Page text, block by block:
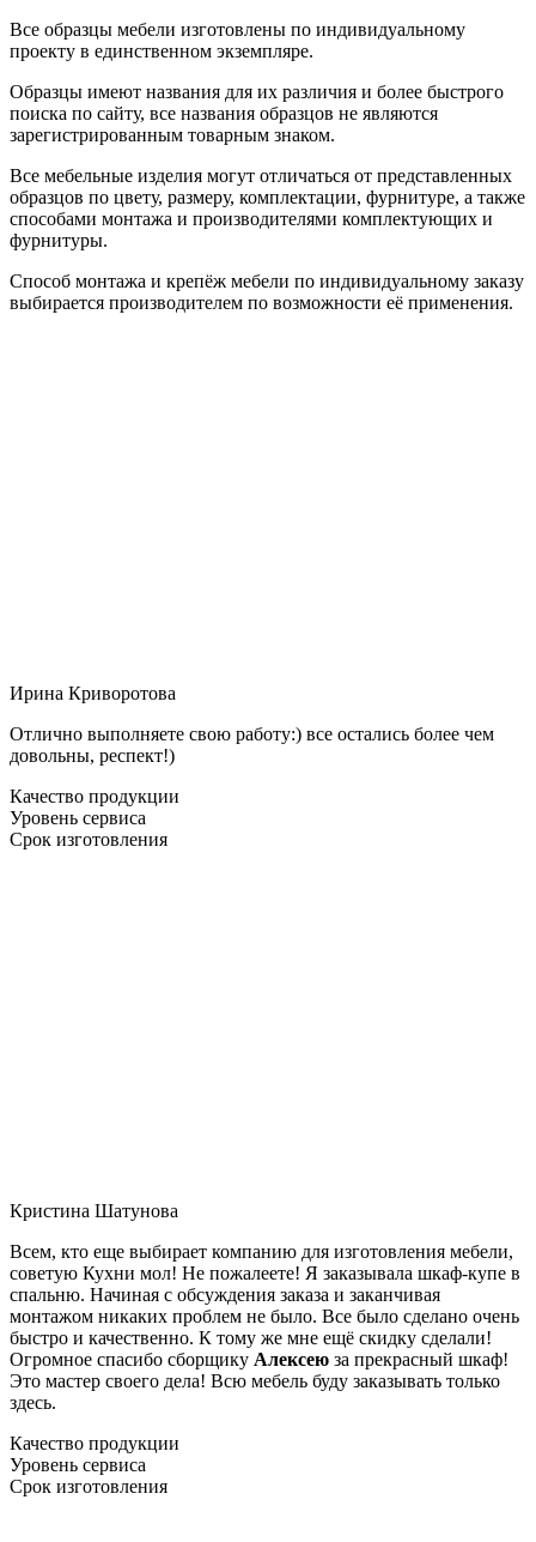
Все образцы мебели изготовлены по индивидуальному
проекту в единственном экземпляре.
Образцы имеют названия для их различия и более быстрого
поиска по сайту, все названия образцов не являются
зарегистрированным товарным знаком.
Все мебельные изделия могут отличаться от представленных
образцов по цвету, размеру, комплектации, фурнитуре, а также
способами монтажа и производителями комплектующих и
фурнитуры.
Способ монтажа и крепёж мебели по индивидуальному заказу
выбирается производителем по возможности её применения.
Ирина Криворотова
Отлично выполняете свою работу:) все остались более чем
довольны, респект!)
Качество продукции
Уровень сервиса
Срок изготовления
Кристина Шатунова
Всем, кто еще выбирает компанию для изготовления мебели,
советую Кухни мол! Не пожалеете! Я заказывала шкаф-купе в
спальню. Начиная с обсуждения заказа и заканчивая
монтажом никаких проблем не было. Все было сделано очень
быстро и качественно. К тому же мне ещё скидку сделали!
Огромное спасибо сборщику Алексею за прекрасный шкаф!
Это мастер своего дела! Всю мебель буду заказывать только
здесь.
Качество продукции
Уровень сервиса
Срок изготовления